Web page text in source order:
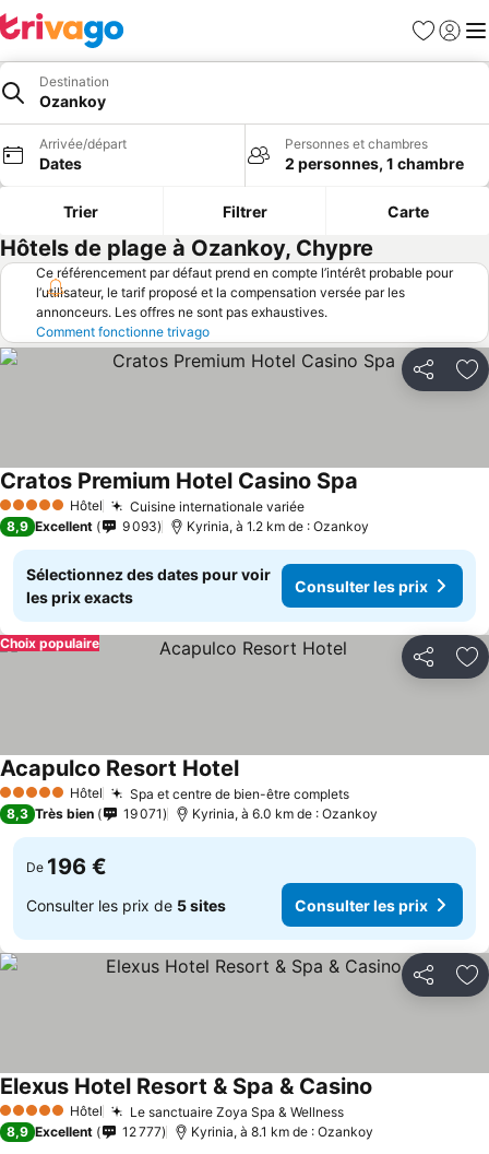
Favoris
Se
Destination
Ozankoy
Arrivée/départ
Dates
Personnes et chambres
2 personnes, 1 chambre
Trier Filtrer Carte
Hôtels de plage à Ozankoy, Chypre
Ce référencement par défaut prend en compte l’intérêt probable pour
l’utilisateur, le tarif proposé et la compensation versée par les
annonceurs. Les offres ne sont pas exhaustives.
Comment fonctionne trivago
Partager
5 Étoiles Hôtel Cuisine internationale variée
Cratos Premium Hotel Casino Spa
8,9 Excellent 9 093 Kyrinia, à 1.2 km de : Ozankoy
Sélectionnez des dates pour voir
les prix exacts
Consulter les prix
Partager
Choix populaire
5 Étoiles Hôtel Spa et centre de bien-être complets
Acapulco Resort Hotel
8,3 Très bien 19 071 Kyrinia, à 6.0 km de : Ozankoy
De 196 €
Consulter les prix de 5 sites Consulter les prix
Partager
5 Étoiles Hôtel Le sanctuaire Zoya Spa & Wellness
Elexus Hotel Resort & Spa & Casino
8,9 Excellent 12 777 Kyrinia, à 8.1 km de : Ozankoy